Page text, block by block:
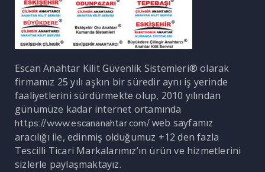
Escan Anahtar Kilit Güvenlik Sistemleri® olarak
firmamız 25 yılı aşkın bir süredir aynı iş yerinde
faaliyetlerini sürdürmekte olup, 2010 yılından
günümüze kadar internet ortamında
https://www.escananahtar.com/web sayfamız
aracılığı ile, edinmiş olduğumuz +12 den fazla
Tescilli Ticari Markalarımız’ın ürün ve hizmetlerini
sizlerle paylaşmaktayız.